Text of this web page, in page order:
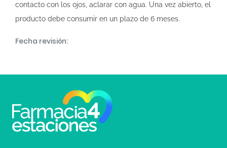
contacto con los ojos, aclarar con agua. Una vez abierto, el
producto debe consumir en un plazo de 6 meses.
Fecha revisión: